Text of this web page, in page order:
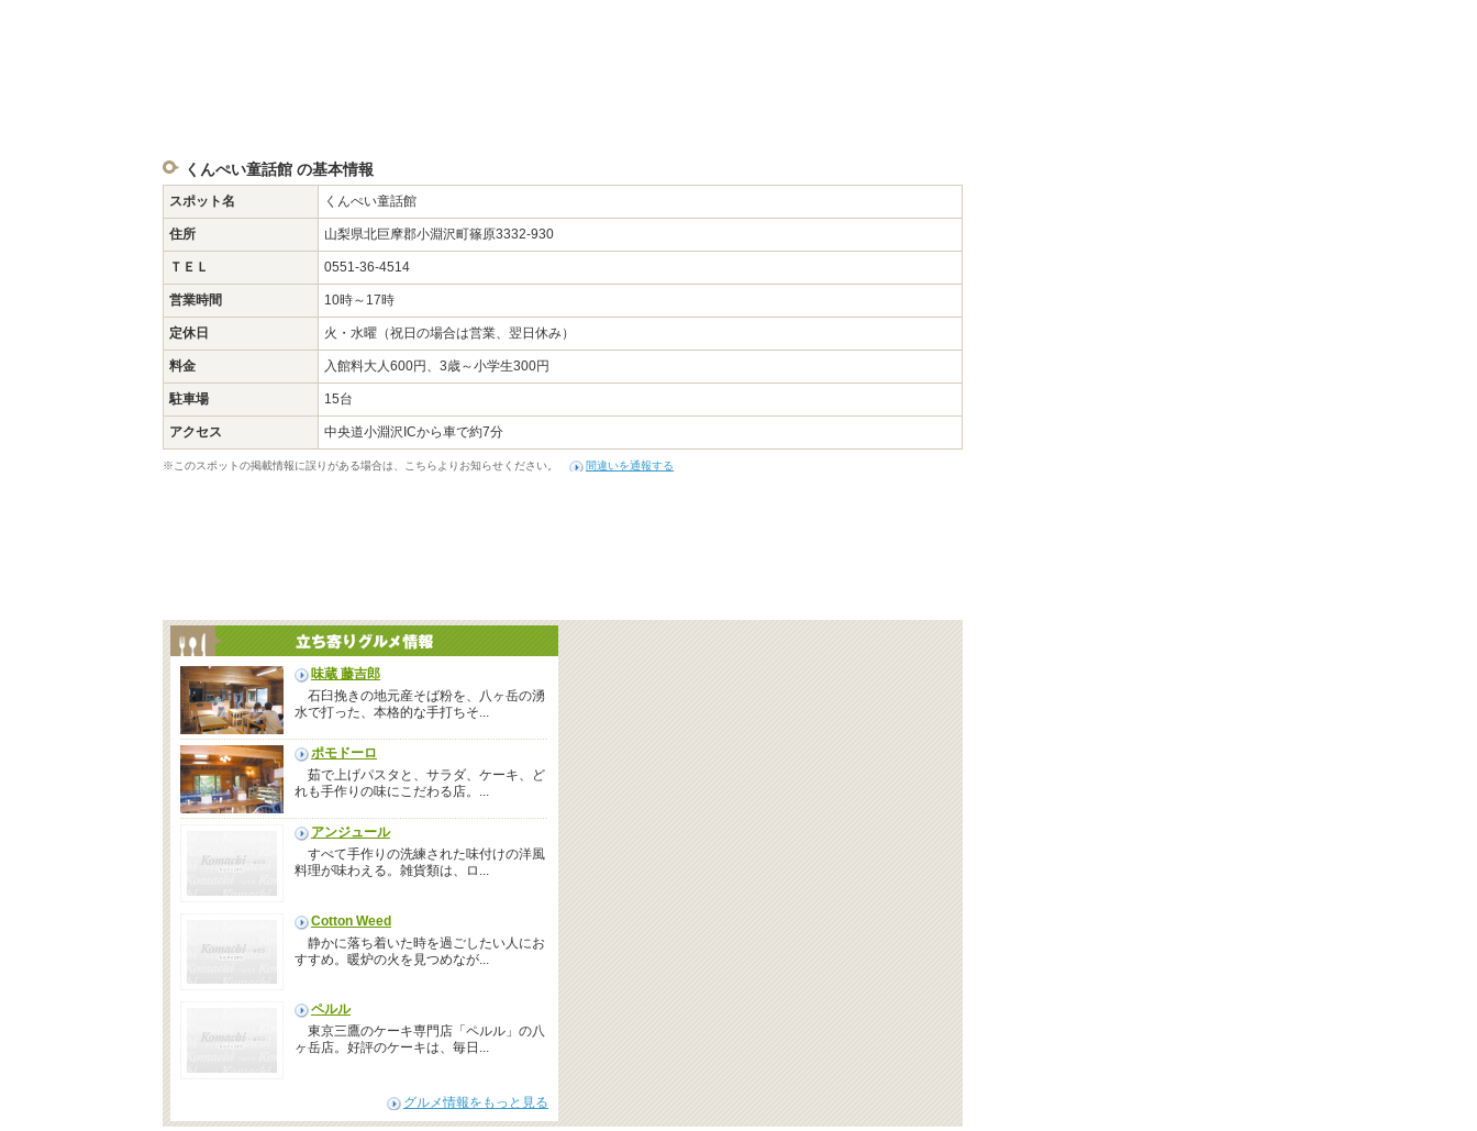
くんぺい童話館 の基本情報
スポット名 くんぺい童話館
住所 山梨県北巨摩郡小淵沢町篠原3332-930
ＴＥＬ 0551-36-4514
営業時間 10時～17時
定休日 火・水曜（祝日の場合は営業、翌日休み）
料金 入館料大人600円、3歳～小学生300円
駐車場 15台
アクセス 中央道小淵沢ICから車で約7分
※このスポットの掲載情報に誤りがある場合は、こちらよりお知らせください。 間違いを通報する
味蔵 藤吉郎
石臼挽きの地元産そば粉を、八ヶ岳の湧
水で打った、本格的な手打ちそ...
ポモドーロ
茹で上げパスタと、サラダ、ケーキ、ど
れも手作りの味にこだわる店。...
アンジュール
すべて手作りの洗練された味付けの洋風
料理が味わえる。雑貨類は、ロ...
Cotton Weed
静かに落ち着いた時を過ごしたい人にお
すすめ。暖炉の火を見つめなが...
ペルル
東京三鷹のケーキ専門店「ペルル」の八
ヶ岳店。好評のケーキは、毎日...
グルメ情報をもっと見る